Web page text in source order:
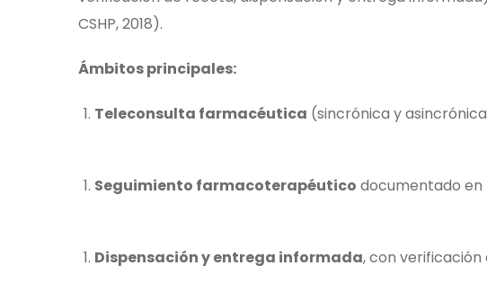
CSHP, 2018).
Ámbitos principales:
Teleconsulta farmacéutica (sincrónica y
Seguimiento farmacoterapéutico documentado en
Dispensación y entrega informada, con verificación